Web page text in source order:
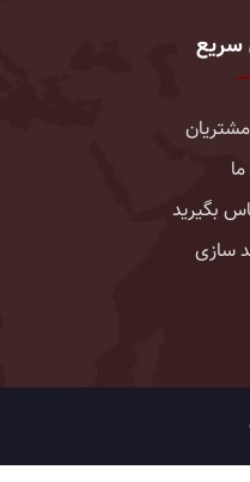
سریع
بگیرید
سازی